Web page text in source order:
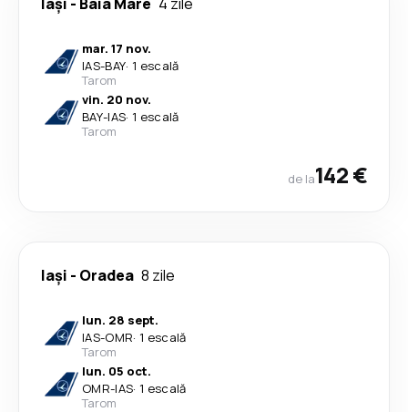
mar. 17 nov.
IAS-BAY· 1 escală
Tarom
vin. 20 nov.
BAY-IAS· 1 escală
Tarom
de la142 €
Iași - Oradea 8 zile
lun. 28 sept.
IAS-OMR· 1 escală
Tarom
lun. 05 oct.
OMR-IAS· 1 escală
Tarom